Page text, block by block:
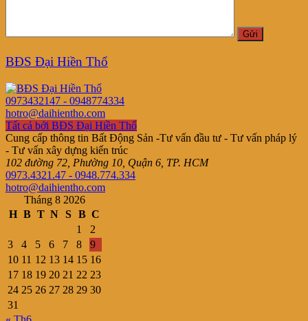
BĐS Đại Hiền Thổ
0973432147 - 0948774334
hotro@daihientho.com
Tất cả bởi BĐS Đại Hiền Thổ
Cung cấp thông tin Bất Động Sản -Tư vấn đầu tư - Tư vấn pháp lý
- Tư vấn xây dựng kiến trúc
102 đường 72, Phường 10, Quận 6, TP. HCM
0973.4321.47 - 0948.774.334
hotro@daihientho.com
Tháng 8 2026
H B T N S B C
1
2
3
4 5 6 7 8
9
10 11 12 13 14 15 16
17 18 19 20 21 22 23
24 25 26 27 28 29 30
31